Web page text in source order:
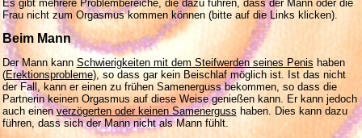
Es gibt mehrere Problembereiche, die dazu führen, dass der Mann oder die
Frau nicht zum Orgasmus kommen können (bitte auf die Links klicken).
Beim Mann
Der Mann kann Schwierigkeiten mit dem Steifwerden seines Penis haben
(Erektionsprobleme), so dass gar kein Beischlaf möglich ist. Ist das nicht
der Fall, kann er einen zu frühen Samenerguss bekommen, so dass die
Partnerin keinen Orgasmus auf diese Weise genießen kann. Er kann jedoch
auch einenverzögerten oder keinen Samenerguss haben. Dies kann dazu
führen, dass sich der Mann nicht als Mann fühlt.